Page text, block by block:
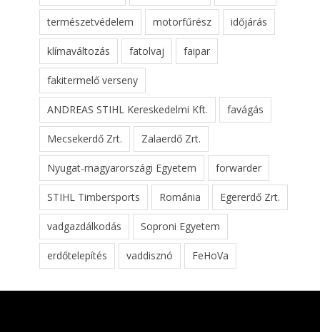
természetvédelem motorfűrész időjárás
klímaváltozás fatolvaj faipar
fakitermelő verseny
ANDREAS STIHL Kereskedelmi Kft. favágás
Mecsekerdő Zrt. Zalaerdő Zrt.
Nyugat-magyarországi Egyetem forwarder
STIHL Timbersports Románia Egererdő Zrt.
vadgazdálkodás Soproni Egyetem
erdőtelepítés vaddisznó FeHoVa